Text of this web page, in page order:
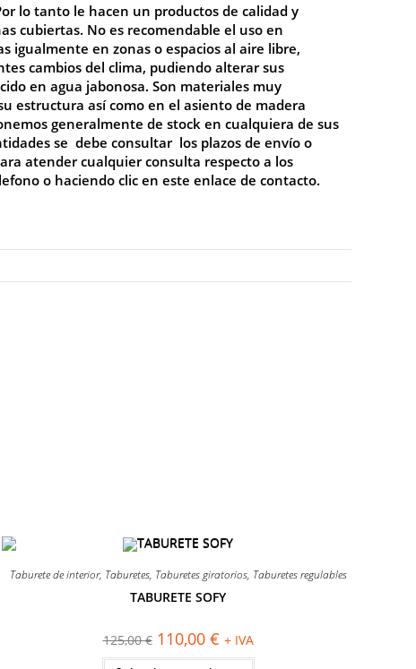
lo tanto le hacen un productos de calidad y
cubiertas. No es recomendable el uso en
igualmente en zonas o espacios al aire libre,
cambios del clima, pudiendo alterar sus
en agua jabonosa. Son materiales muy
estructura así como en el asiento de madera
generalmente de stock en cualquiera de sus
se debe consultar los plazos de envío o
atender cualquier consulta respecto a los
o haciendo clic en este enlace de contacto.
Taburete de interior, Taburetes, Taburetes giratorios, Taburetes regulables
TABURETE SOFY
125,00€ El
precio
original
110,00 €El
precio
actual
+ IVA
Este